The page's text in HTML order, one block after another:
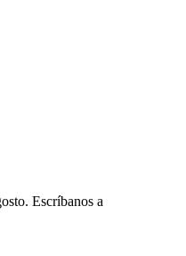
Escríbanos a